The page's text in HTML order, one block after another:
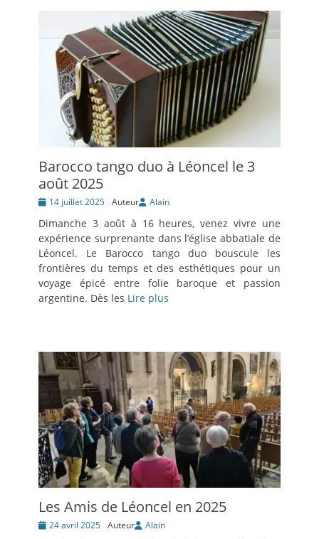
Barocco tango duo à Léoncel le 3
août 2025
Posté14 juillet 2025 Auteur Alain
Dimanche 3 août à 16 heures, venez vivre une
expérience surprenante dans l’église abbatiale de
Léoncel. Le Barocco tango duo bouscule les
frontières du temps et des esthétiques pour un
voyage épicé entre folie baroque et passion
argentine. Dès les Lire plus
Les Amis de Léoncel en 2025
Posté24 avril 2025 Auteur Alain